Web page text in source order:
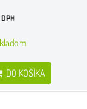
DO KOŠÍKA